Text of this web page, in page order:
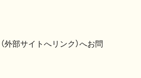
（外部サイトへリンク）へお問